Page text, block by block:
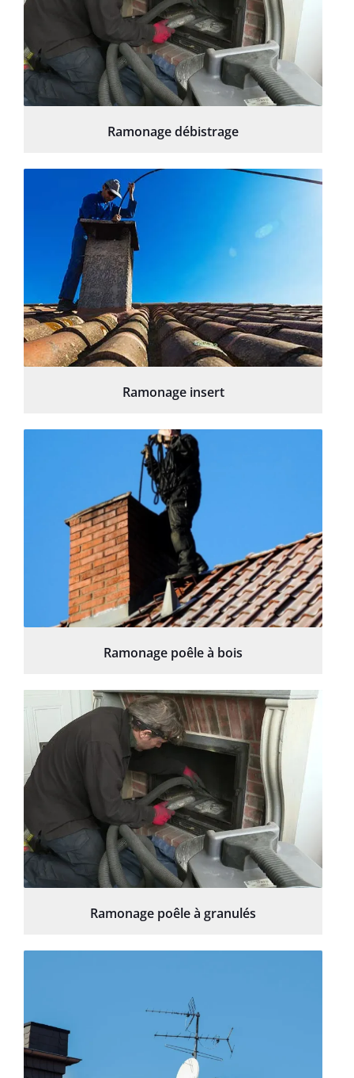
Ramonage débistrage
Ramonage insert
Ramonage poêle à bois
Ramonage poêle à granulés